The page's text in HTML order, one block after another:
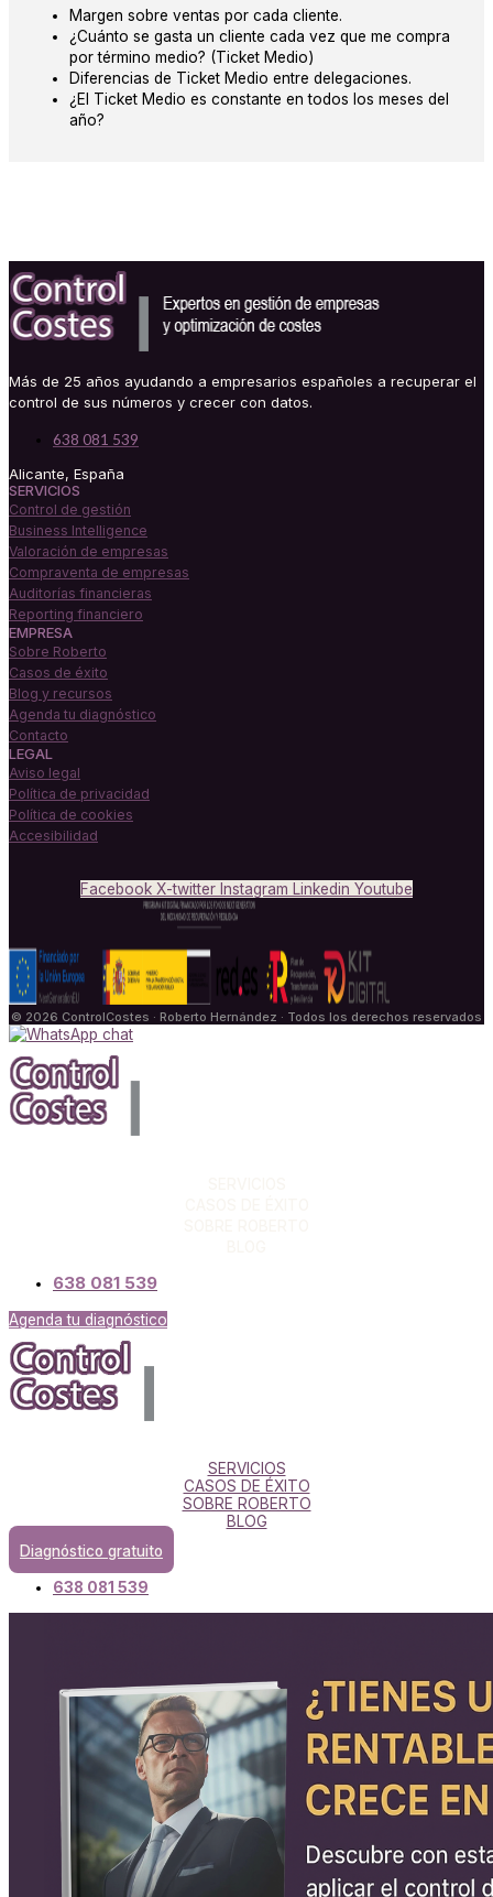
Margen sobre ventas por cada cliente.
¿Cuánto se gasta un cliente cada vez que me compra
por término medio? (Ticket Medio)
Diferencias de Ticket Medio entre delegaciones.
¿El Ticket Medio es constante en todos los meses del
año?
Más de 25 años ayudando a empresarios españoles a recuperar el
control de sus números y crecer con datos.
638 081 539
Alicante, España
SERVICIOS
Control de gestión
Business Intelligence
Valoración de empresas
Compraventa de empresas
Auditorías financieras
Reporting financiero
EMPRESA
Sobre Roberto
Casos de éxito
Blog y recursos
Agenda tu diagnóstico
Contacto
LEGAL
Aviso legal
Política de privacidad
Política de cookies
Accesibilidad
Facebook X-twitter Instagram Linkedin Youtube
© 2026 ControlCostes · Roberto Hernández · Todos los derechos reservados
638 081 539
Agenda tu diagnóstico
SERVICIOS
CASOS DE ÉXITO
SOBRE ROBERTO
BLOG
Diagnóstico gratuito
638 081 539